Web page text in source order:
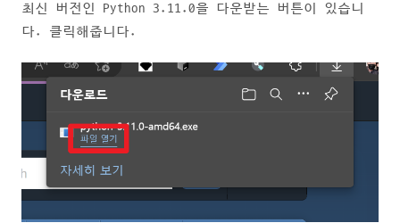
최신 버전인 Python 3.11.0을 다운받는 버튼이 있습니
다. 클릭해줍니다.